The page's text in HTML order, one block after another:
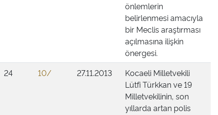
önlemlerin
belirlenmesi amacıyla
bir Meclis araştırması
açılmasına ilişkin
önergesi.
24
10/ 27.11.2013
Kocaeli Milletvekili
Lütfi Türkkan ve 19
Milletvekilinin, son
yıllarda artan polis